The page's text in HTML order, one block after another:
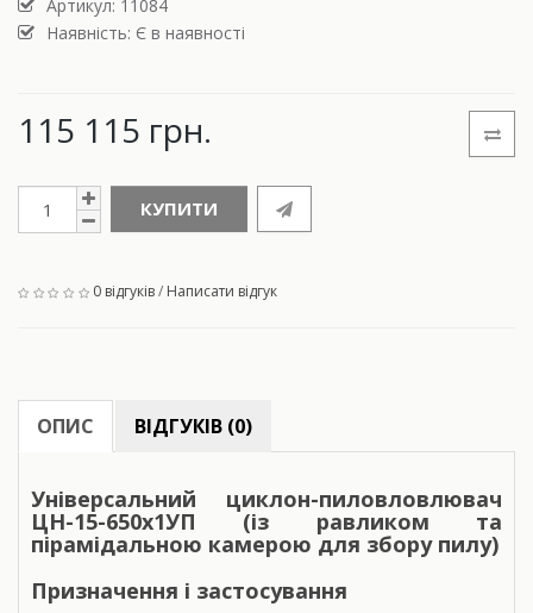
Артикул: 11084
Наявність: Є в наявності
115 115 грн.
КУПИТИ
0 відгуків/ Написати відгук
ОПИС ВІДГУКІВ (0)
Універсальний циклон-пиловловлювач
ЦН-15-650x1УП (із равликом та
пірамідальною камерою для збору пилу)
Призначення і застосування